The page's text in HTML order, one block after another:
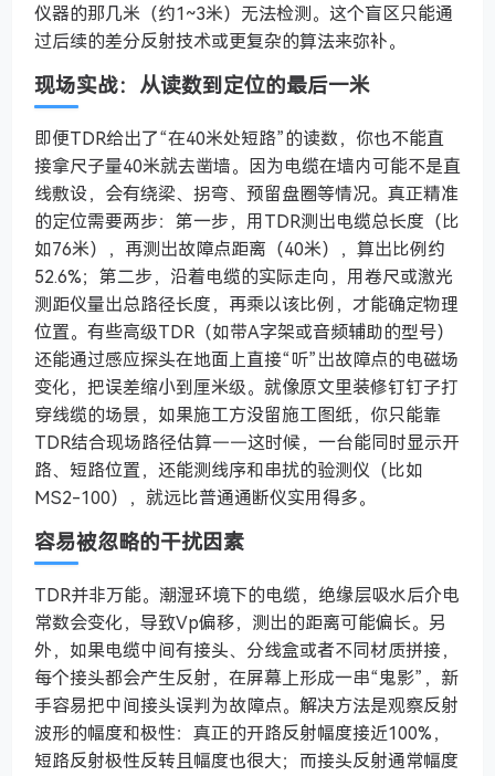
仪器的那几米（约1~3米）无法检测。这个盲区只能通
过后续的差分反射技术或更复杂的算法来弥补。
现场实战：从读数到定位的最后一米
即便TDR给出了“在40米处短路”的读数，你也不能直
接拿尺子量40米就去凿墙。因为电缆在墙内可能不是直
线敷设，会有绕梁、拐弯、预留盘圈等情况。真正精准
的定位需要两步：第一步，用TDR测出电缆总长度（比
如76米），再测出故障点距离（40米），算出比例约
52.6%；第二步，沿着电缆的实际走向，用卷尺或激光
测距仪量出总路径长度，再乘以该比例，才能确定物理
位置。有些高级TDR（如带A字架或音频辅助的型号）
还能通过感应探头在地面上直接“听”出故障点的电磁场
变化，把误差缩小到厘米级。就像原文里装修钉钉子打
穿线缆的场景，如果施工方没留施工图纸，你只能靠
TDR结合现场路径估算——这时候，一台能同时显示开
路、短路位置，还能测线序和串扰的验测仪（比如
MS2-100），就远比普通通断仪实用得多。
容易被忽略的干扰因素
TDR并非万能。潮湿环境下的电缆，绝缘层吸水后介电
常数会变化，导致Vp偏移，测出的距离可能偏长。另
外，如果电缆中间有接头、分线盒或者不同材质拼接，
每个接头都会产生反射，在屏幕上形成一串“鬼影”，新
手容易把中间接头误判为故障点。解决方法是观察反射
波形的幅度和极性：真正的开路反射幅度接近100%，
短路反射极性反转且幅度也很大；而接头反射通常幅度